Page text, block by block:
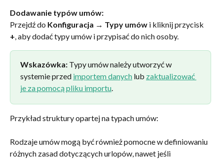
Dodawanie typów umów:
Przejdź do Konfiguracja → Typy umów i kliknij przycisk
+ , aby dodać typy umów i przypisać do nich osoby.
Wskazówka: Typy umów należy utworzyć w
systemie przed importem danych lub zaktualizować
je za pomocą pliku importu
Przykład struktury opartej na typach umów:
Rodzaje umów mogą być również pomocne w definiowaniu
różnych zasad dotyczących urlopów, nawet jeśli